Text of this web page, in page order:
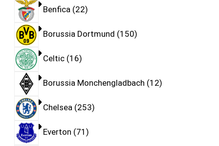
Benfica 22
Borussia Dortmund 150
Celtic 16
Borussia Monchengladbach 12
Chelsea 253
Everton 71